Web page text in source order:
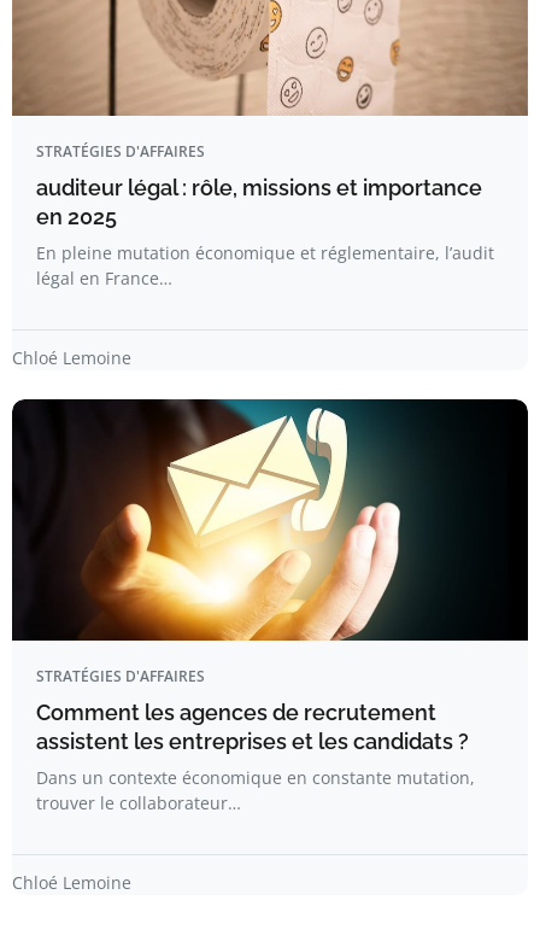
STRATÉGIES D'AFFAIRES
auditeur légal : rôle, missions et importance
en 2025
En pleine mutation économique et réglementaire, l’audit
légal en France…
Chloé Lemoine
STRATÉGIES D'AFFAIRES
Comment les agences de recrutement
assistent les entreprises et les candidats ?
Dans un contexte économique en constante mutation,
trouver le collaborateur…
Chloé Lemoine